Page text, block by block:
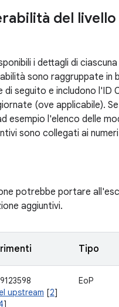
del
i dettagli di
sono raggruppate in
seguito e includono l'ID
(ove applicabile).
esempio l'elenco delle
sono collegati ai
potrebbe portare
aggiuntivi.
Tipo
upstream [2]
]
EoP